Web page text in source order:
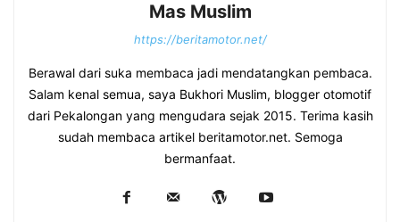
Mas Muslim
https://beritamotor.net/
Berawal dari suka membaca jadi mendatangkan pembaca.
Salam kenal semua, saya Bukhori Muslim, blogger otomotif
dari Pekalongan yang mengudara sejak 2015. Terima kasih
sudah membaca artikel beritamotor.net. Semoga
bermanfaat.